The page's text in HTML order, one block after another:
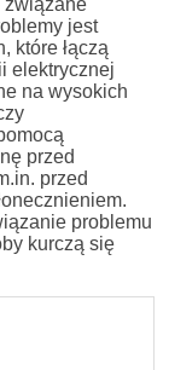
związane
jest
które łączą
elektrycznej
na wysokich
przed
przed
problemu
kurczą się